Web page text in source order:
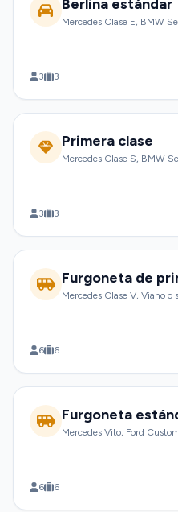
Berlina estándar
Mercedes Clase E, BMW
3 3
Primera clase
Mercedes Clase S, BMW
3 3
Furgoneta de
Mercedes Clase V, Viano o
6 6
Furgoneta
Mercedes Vito, Ford
6 6